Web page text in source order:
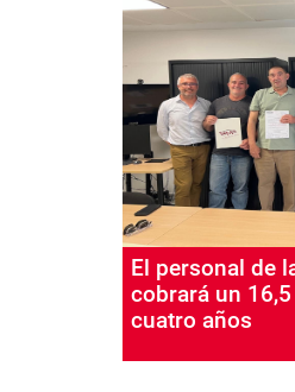
El personal de
cobrará un
cuatro años